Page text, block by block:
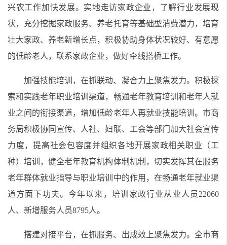
兴农工作加快发展。实地走访家政企业，了解行业发展现
状，充分挖掘家政服务、养老托育等基础型消费潜力，培育
壮大家政、养老新增长点，积极协助身体状况较好、有意愿
的低龄老人，联系家政企业，做好牵线搭桥工作。
加强技能培训，在抓联动、凝合力上聚焦发力。积极探
索和实践老年职业培训渠道，畅通老年教育培训和老年人就
业之间的衔接渠道，增加低龄老年人再就业技能培训。市商
务局积极协同宣传、人社、妇联、工会等部门加大社会宣传
力度，提高社会包容度并组织各地开展家政相关职业（工
种）培训，健全老年教育机构体制机制，切实发挥其在服务
老年群体就业指导与职业培训中的作用，在畅通老年就业渠
道方面下功夫。今年以来，培训家政行业从业人员22060
人、新增服务人员8795人。
搭建对接平台，在抓服务、出成效上聚焦发力。全市商